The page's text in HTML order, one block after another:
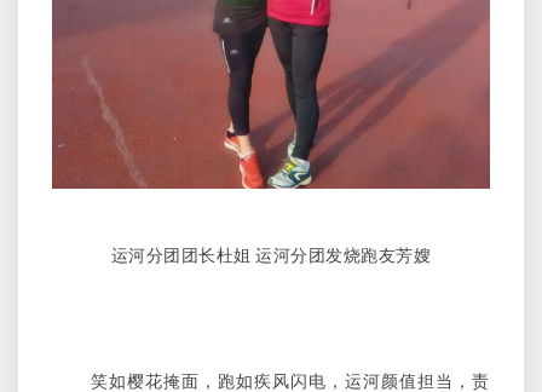
运河分团团长杜姐 运河分团发烧跑友芳嫂
笑如樱花掩面，跑如疾风闪电，运河颜值担当，责